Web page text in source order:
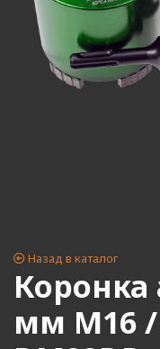
Назад в каталог
Коронка
мм M16 /